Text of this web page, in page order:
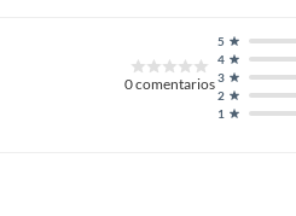
0comentarios
1
2
3
4
5